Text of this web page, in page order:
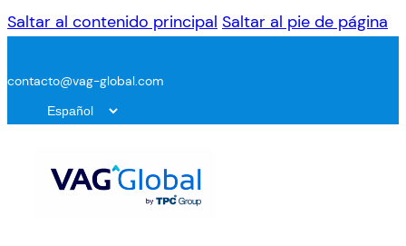
Saltar al contenido principal Saltar al pie de página
contacto@vag-global.com